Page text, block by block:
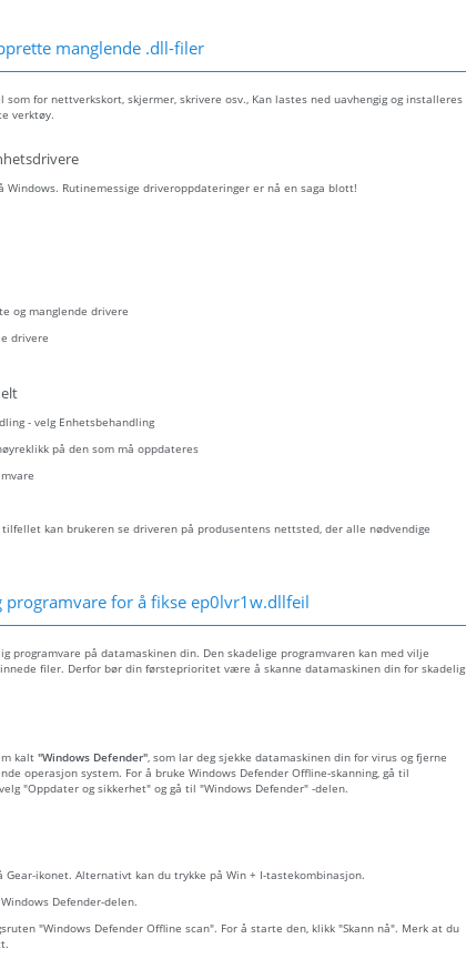
manglende .dll-filer
for nettverkskort, skjermer, skrivere osv., Kan lastes ned uavhengig og installeres
verktøy.
Rutinemessige driveroppdateringer er nå en saga blott!
og manglende drivere
drivere
- velg Enhetsbehandling
på den som må oppdateres
kan brukeren se driveren på produsentens nettsted, der alle nødvendige
programvare for å fikse ep0lvr1w.dllfeil
programvare på datamaskinen din. Den skadelige programvaren kan med vilje
filer. Derfor bør din førsteprioritet være å skanne datamaskinen din for skadelig
kalt "Windows Defender", som lar deg sjekke datamaskinen din for virus og fjerne
operasjon system. For å bruke Windows Defender Offline-skanning, gå til
"Oppdater og sikkerhet" og gå til "Windows Defender" -delen.
ikonet. Alternativt kan du trykke på Win + I-tastekombinasjon.
Defender-delen.
"Windows Defender Offline scan". For å starte den, klikk "Skann nå". Merk at du